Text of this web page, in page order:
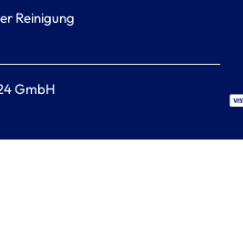
Reinigung
GmbH